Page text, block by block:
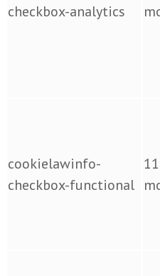
checkbox-analytics
cookielawinfo-
checkbox-functional
11